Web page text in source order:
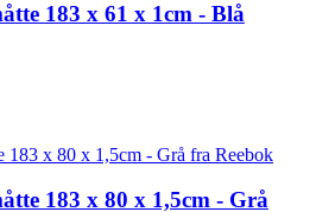
183 x 61 x 1cm - Blå
183 x 80 x 1,5cm - Grå